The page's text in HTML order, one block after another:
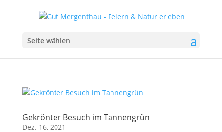
Seite wählen
Gekrönter Besuch im Tannengrün
Dez. 16, 2021